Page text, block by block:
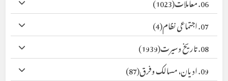
07. اجتماعی نظام
(4)
08. تاریخ وسیرت
(1939)
09. ادیان، مسالک وفرق
(87)